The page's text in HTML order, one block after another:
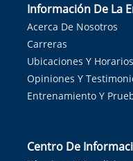
Información De La
Acerca De Nosotros
Carreras
Ubicaciones Y Horarios
Opiniones Y
Entrenamiento Y
Centro De